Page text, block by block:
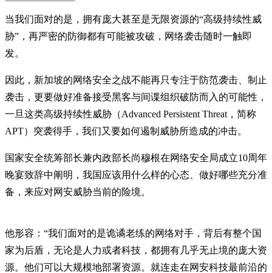
当我们面对的是，拥有庞大甚至是无限资源的“高级持续性威
胁”，再严密的防御都有可能被攻破，网络袭击随时一触即
发。
因此，新加坡的网络安全之战不能再只专注于防范袭击、制止
袭击，更要做好准备接受黑客与间谍组织破防而入的可能性，
一旦这类高级持续性威胁（Advanced Persistent Threat，简称
APT）突袭得手，我们又要如何遏制威胁所造成的冲击。
国家安全统筹部长兼内政部长尚穆根在网络安全局成立10周年
晚宴致辞中阐明，我国应该用什么样的心态、做好哪些充分准
备，来应对网安威胁当前的险境。
他形容：“我们面对的是诡谲老练的网络对手，背后有整个国
家为后盾，无论是人力或者科技，都拥有几乎无止境的庞大资
源。他们可以大规模地部署资源。就连走在网安科技最前沿的